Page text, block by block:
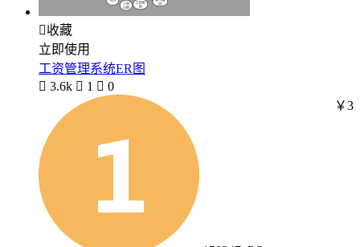
收藏
立即使用
工资管理系统ER图
 3.6k  1  0
￥3